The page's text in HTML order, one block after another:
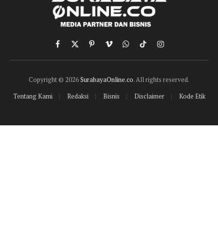
Facebook
X
(Twitter)
PinterestVimeoWhatsApp
TikTokInstagram
Copyright © 2026SurabayaOnline.co. All rights reserved.
Tentang Kami
Redaksi Bisnis Disclaimer Kode Etik